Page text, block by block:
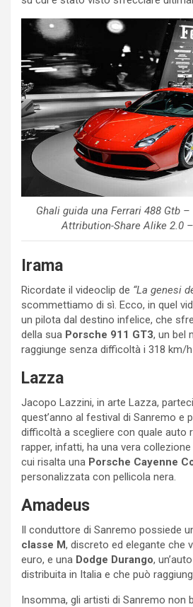
Ghali guida una Ferrari 488 Gtb
Attribution-Share Alike 2.0
Irama
Ricordate il videoclip de “La genesi
scommettiamo di sì. Ecco, in quel
un pilota dal destino infelice, che
della sua Porsche 911 GT3, un bel
raggiunge senza difficoltà i 318 km/h
Lazza
Jacopo Lazzini, in arte Lazza,
quest’anno al festival di Sanremo e
difficoltà a scegliere con quale auto
rapper, infatti, ha una vera
cui risalta una Porsche Cayenne
personalizzata con pellicola nera.
Amadeus
Il conduttore di Sanremo possiede
classe M, discreto ed elegante che
euro, e una Dodge Durango,
distribuita in Italia e che può
Insomma, gli artisti di Sanremo non